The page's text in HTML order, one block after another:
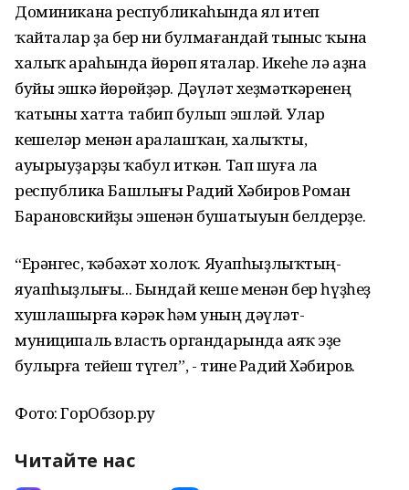
Доминикана республикаһында ял итеп
ҡайталар ҙа бер ни булмағандай тыныс ҡына
халыҡ араһында йөрөп яталар. Икеһе лә аҙна
буйы эшкә йөрөйҙәр. Дәүләт хеҙмәткәренең
ҡатыны хатта табип булып эшләй. Улар
кешеләр менән аралашҡан, халыҡты,
ауырыуҙарҙы ҡабул иткән. Тап шуға ла
республика Башлығы Радий Хәбиров Роман
Барановскийҙы эшенән бушатыуын белдерҙе.
“Ерәнгес, ҡәбәхәт холоҡ. Яуапһыҙлыҡтың-
яуапһыҙлығы... Бындай кеше менән бер һүҙһеҙ
хушлашырға кәрәк һәм уның дәүләт-
муниципаль власть органдарында аяҡ эҙе
булырға тейеш түгел”, - тине Радий Хәбиров.
Фото: ГорОбзор.ру
Читайте нас